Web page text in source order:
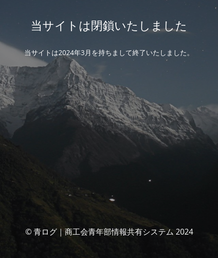
当サイトは閉鎖いたしました
当サイトは2024年3月を持ちまして終了いたしました。
© 青ログ｜商工会青年部情報共有システム 2024